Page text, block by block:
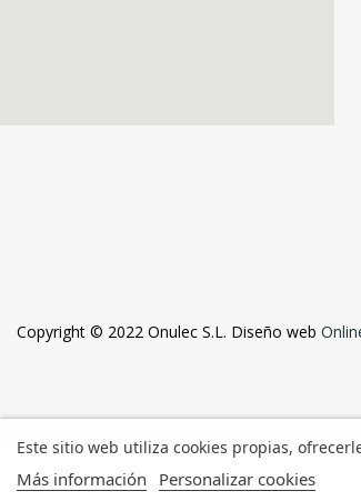
Copyright © 2022 Onulec S.L. Diseño web
Este sitio web utiliza cookies propias,
Más información Personalizar cookies